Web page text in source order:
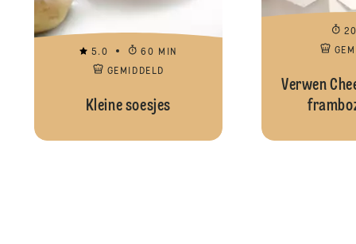
5.0
60 MIN
GEMIDDELD
Kleine soesjes
Verwen